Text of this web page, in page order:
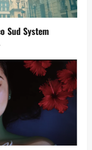
Sud System